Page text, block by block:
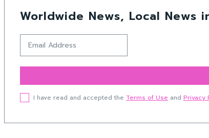
Worldwide News, Local News
I have read and accepted the Terms of Use and Privacy